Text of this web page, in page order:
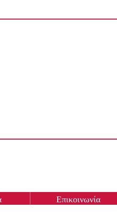
Επικοινωνία